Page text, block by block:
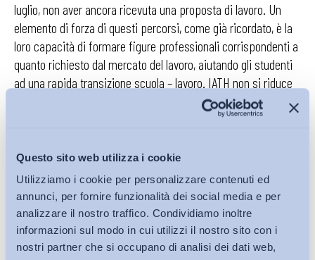
Questo sito web utilizza i cookie
Utilizziamo i cookie per personalizzare contenuti ed
annunci, per fornire funzionalità dei social media e per
analizzare il nostro traffico. Condividiamo inoltre
informazioni sul modo in cui utilizzi il nostro sito con i
nostri partner che si occupano di analisi dei dati web,
luglio, non aver ancora ricevuta una proposta di lavoro. Un
elemento di forza di questi percorsi, come già ricordato, è la
loro capacità di formare figure professionali corrispondenti a
quanto richiesto dal mercato del lavoro, aiutando gli studenti
ad una rapida transizione scuola – lavoro. IATH non si riduce
ma formando operatori
specializzati e dotati di ampie competenze e capacità dà agli
professionalità non riducibili al tempo con cui si inizia la
prima esperienza lavorativa.
In questo senso, basta considerare ilplacementdegli anni
passati: per quanto riguarda i diplomati del biennio 2014 –
2016, su 19 solamente uno è temporaneamente disoccupato,